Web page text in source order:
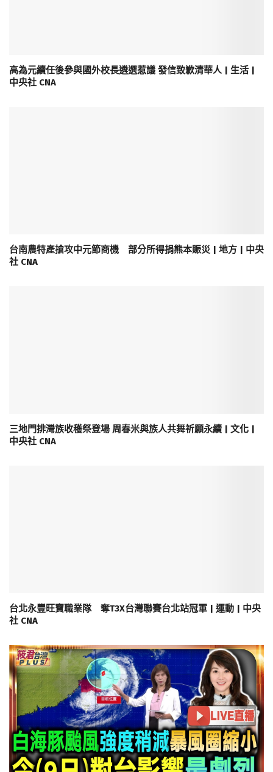
高為元續任後參與國外校長遴選惹議 發信致歉清華人 | 生活 |
中央社 CNA
台南農特產搶攻中元節商機 部分所得捐熊本賑災 | 地方 | 中央
社 CNA
三地門排灣族收穫祭登場 周春米與族人共舞祈願永續 | 文化 |
中央社 CNA
台北永豐旺寶職業隊 奪T3X台灣聯賽台北站冠軍 | 運動 | 中央
社 CNA